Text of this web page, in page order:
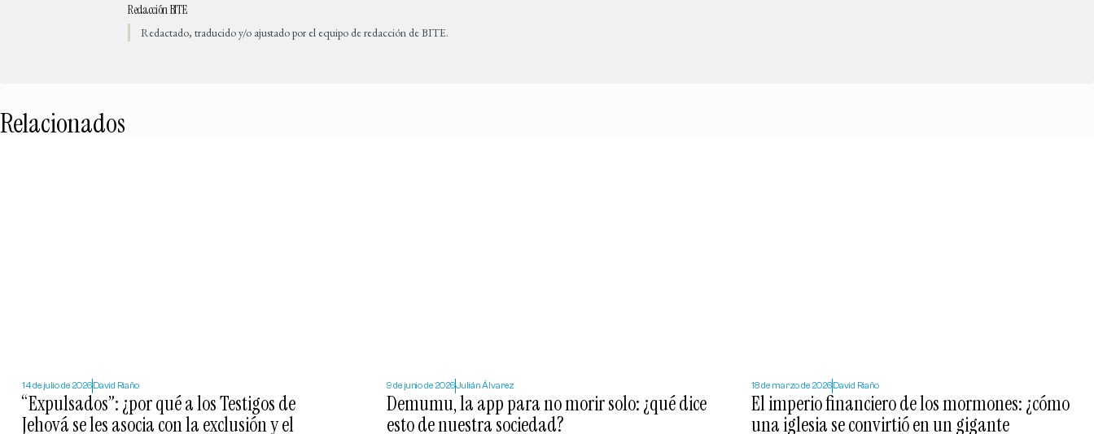
Redacción BITE
Redactado, traducido y/o ajustado por el equipo de redacción de BITE.
Relacionados
14 de julio de 2026David Riaño
“Expulsados”: ¿por qué a los Testigos de
Jehová se les asocia con la exclusión y el
9 de junio de 2026Julián Álvarez
Demumu, la app para no morir solo: ¿qué dice
esto de nuestra sociedad?
18 de marzo de 2026David Riaño
El imperio financiero de los mormones: ¿cómo
una iglesia se convirtió en un gigante